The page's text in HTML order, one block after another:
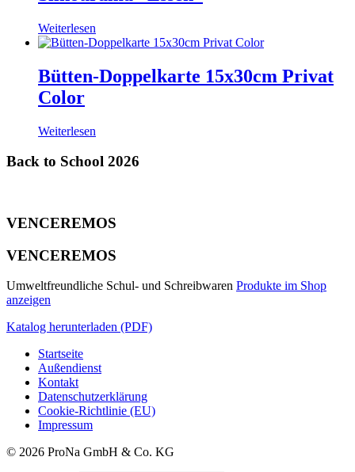
Weiterlesen
Bütten-Doppelkarte 15x30cm Privat
Color
Weiterlesen
Back to School 2026
VENCEREMOS
VENCEREMOS
Umweltfreundliche Schul- und Schreibwaren Produkte im Shop
anzeigen
Katalog herunterladen (PDF)
Startseite
Außendienst
Kontakt
Datenschutzerklärung
Cookie-Richtlinie (EU)
Impressum
© 2026 ProNa GmbH & Co. KG